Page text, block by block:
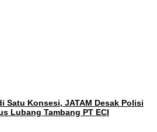
Satu Konsesi, JATAM Desak Polisi
Lubang Tambang PT ECI